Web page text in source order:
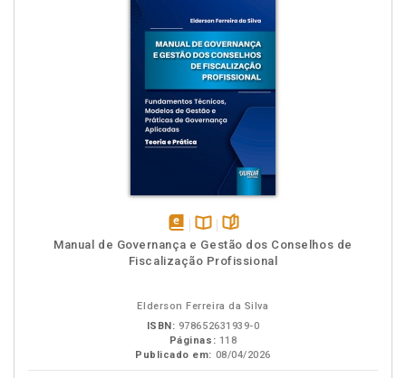
disponível
em
Disponível
na
páginas
Manual de Governança e Gestão dos Conselhos de
Fiscalização Profissional
Elderson Ferreira da Silva
ISBN: 978652631939-0
Páginas: 118
Publicado em: 08/04/2026